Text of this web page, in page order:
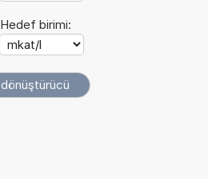
Hedef birimi: